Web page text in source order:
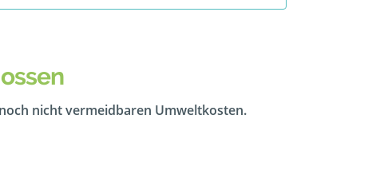
nicht vermeidbaren Umweltkosten.